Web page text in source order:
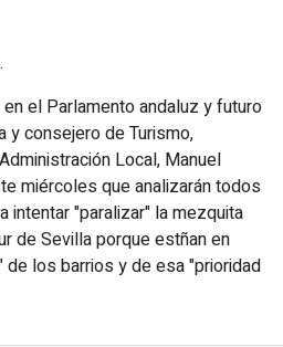
el Parlamento andaluz y futuro
y consejero de Turismo,
Local, Manuel
miércoles que analizarán todos
"paralizar" la mezquita
de Sevilla porque estñan en
de los barrios y de esa "prioridad